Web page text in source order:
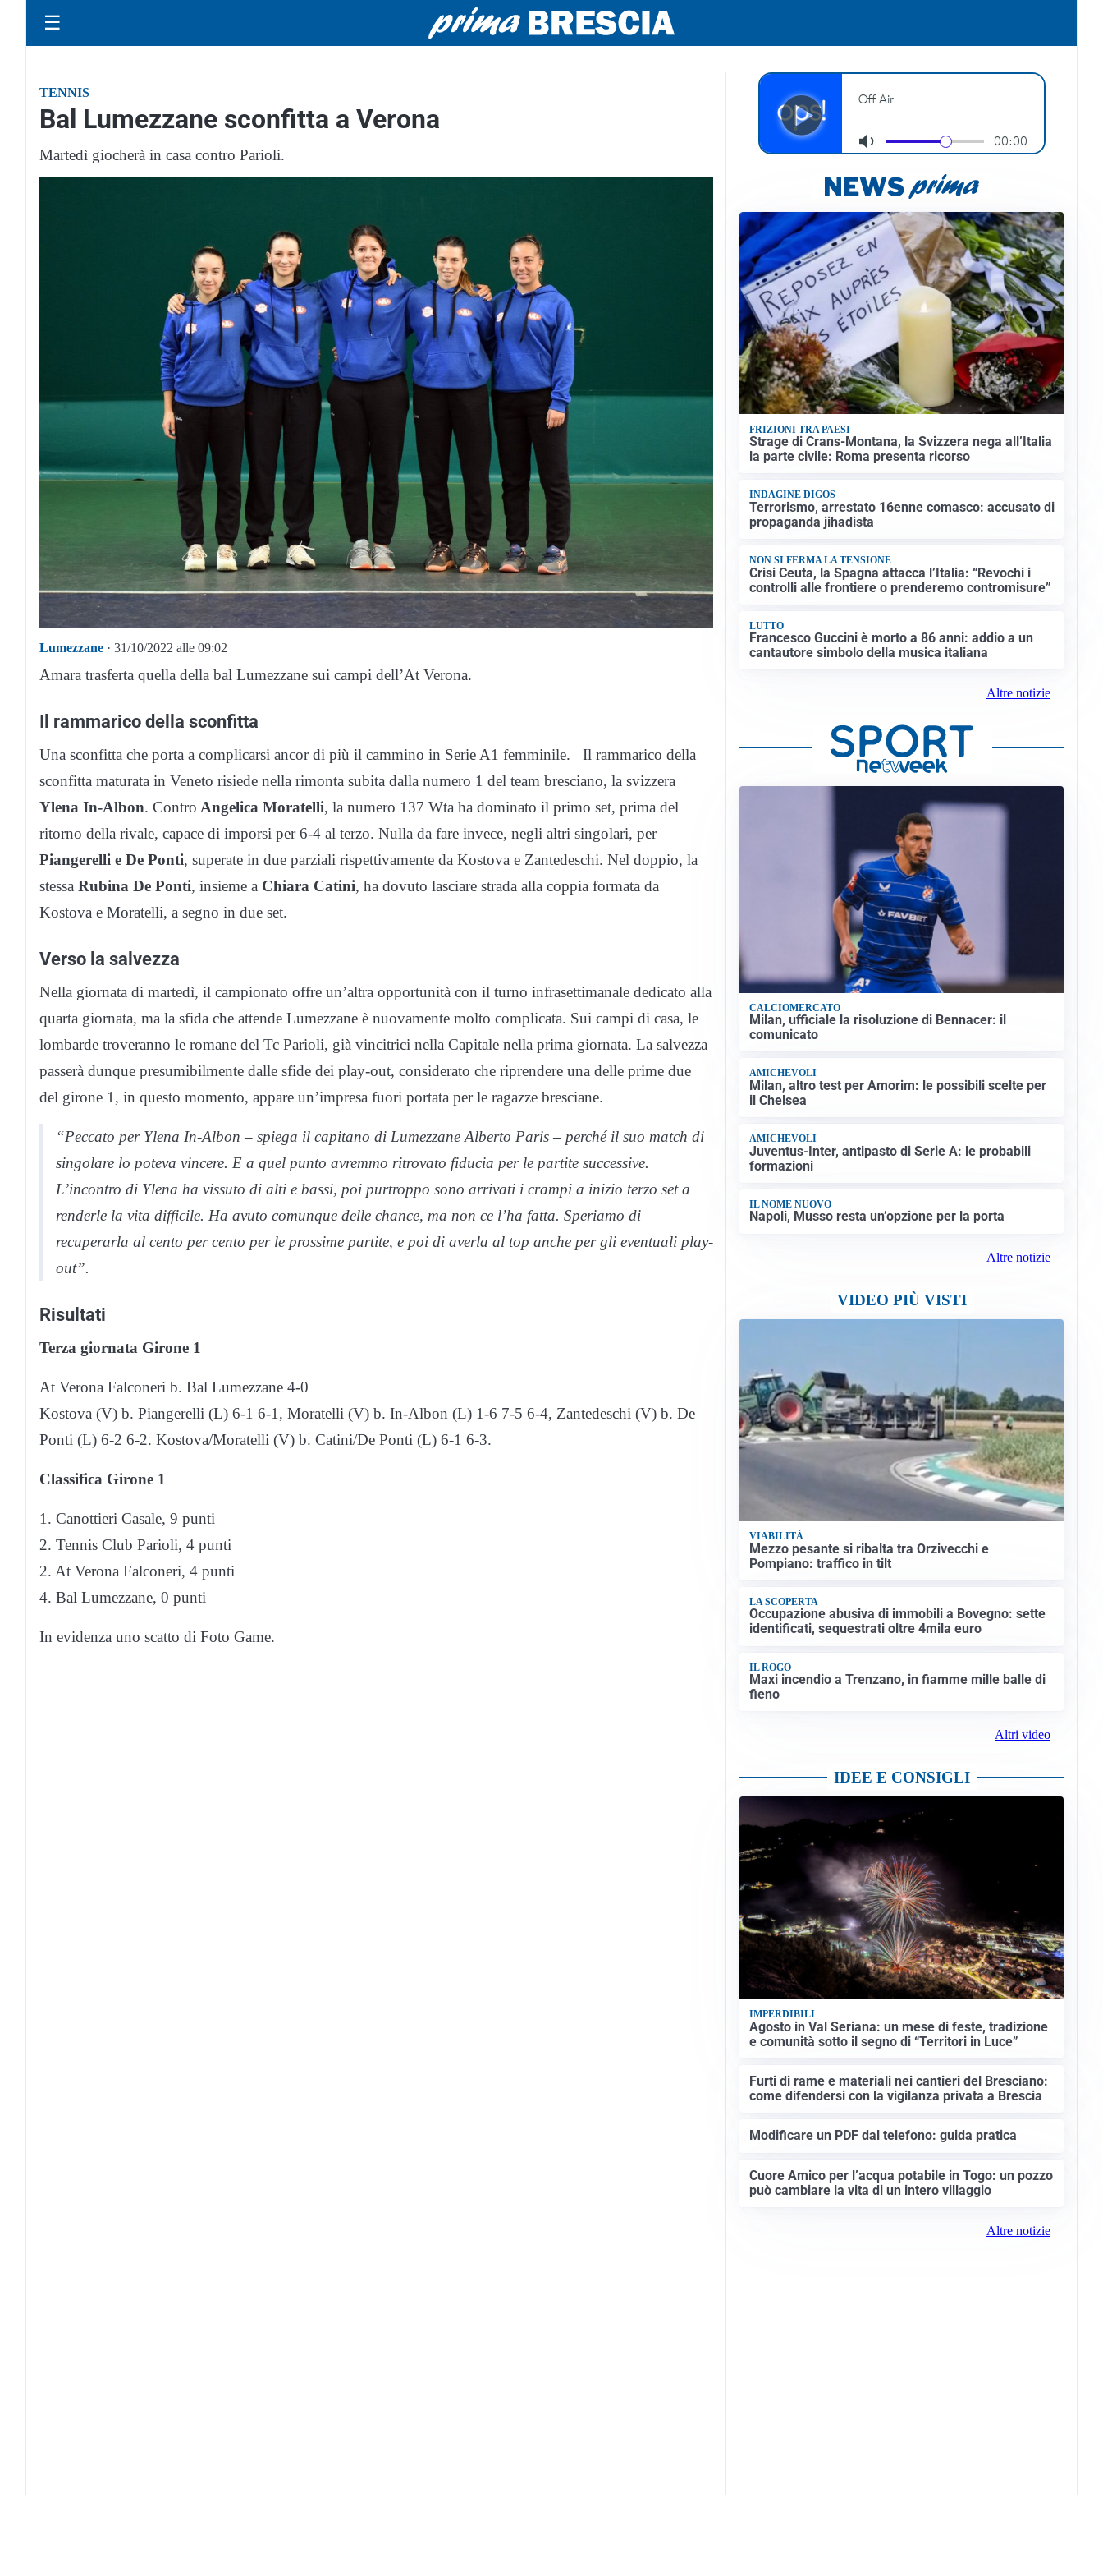
☰
TENNIS
Bal Lumezzane sconfitta a Verona
Martedì giocherà in casa contro Parioli.
Lumezzane · 31/10/2022 alle 09:02
Amara trasferta quella della bal Lumezzane sui campi dell’At Verona.
Il rammarico della sconfitta
Una sconfitta che porta a complicarsi ancor di più il cammino in Serie A1 femminile. Il rammarico della
sconfitta maturata in Veneto risiede nella rimonta subita dalla numero 1 del team bresciano, la svizzera
Ylena In-Albon. Contro Angelica Moratelli, la numero 137 Wta ha dominato il primo set, prima del
ritorno della rivale, capace di imporsi per 6-4 al terzo. Nulla da fare invece, negli altri singolari, per
Piangerelli e De Ponti, superate in due parziali rispettivamente da Kostova e Zantedeschi. Nel doppio, la
stessa Rubina De Ponti, insieme a Chiara Catini, ha dovuto lasciare strada alla coppia formata da
Kostova e Moratelli, a segno in due set.
Verso la salvezza
Nella giornata di martedì, il campionato offre un’altra opportunità con il turno infrasettimanale dedicato alla
quarta giornata, ma la sfida che attende Lumezzane è nuovamente molto complicata. Sui campi di casa, le
lombarde troveranno le romane del Tc Parioli, già vincitrici nella Capitale nella prima giornata. La salvezza
passerà dunque presumibilmente dalle sfide dei play-out, considerato che riprendere una delle prime due
del girone 1, in questo momento, appare un’impresa fuori portata per le ragazze bresciane.
“Peccato per Ylena In-Albon – spiega il capitano di Lumezzane Alberto Paris – perché il suo match di
singolare lo poteva vincere. E a quel punto avremmo ritrovato fiducia per le partite successive.
L’incontro di Ylena ha vissuto di alti e bassi, poi purtroppo sono arrivati i crampi a inizio terzo set a
renderle la vita difficile. Ha avuto comunque delle chance, ma non ce l’ha fatta. Speriamo di
recuperarla al cento per cento per le prossime partite, e poi di averla al top anche per gli eventuali play-
out”.
Risultati
Terza giornata Girone 1
At Verona Falconeri b. Bal Lumezzane 4-0
Kostova (V) b. Piangerelli (L) 6-1 6-1, Moratelli (V) b. In-Albon (L) 1-6 7-5 6-4, Zantedeschi (V) b. De
Ponti (L) 6-2 6-2. Kostova/Moratelli (V) b. Catini/De Ponti (L) 6-1 6-3.
Classifica Girone 1
1. Canottieri Casale, 9 punti
2. Tennis Club Parioli, 4 punti
2. At Verona Falconeri, 4 punti
4. Bal Lumezzane, 0 punti
In evidenza uno scatto di Foto Game.
FRIZIONI TRA PAESI
Strage di Crans-Montana, la Svizzera nega all’Italia
la parte civile: Roma presenta ricorso
INDAGINE DIGOS
Terrorismo, arrestato 16enne comasco: accusato di
propaganda jihadista
NON SI FERMA LA TENSIONE
Crisi Ceuta, la Spagna attacca l’Italia: “Revochi i
controlli alle frontiere o prenderemo contromisure”
LUTTO
Francesco Guccini è morto a 86 anni: addio a un
cantautore simbolo della musica italiana
Altre notizie
CALCIOMERCATO
Milan, ufficiale la risoluzione di Bennacer: il
comunicato
AMICHEVOLI
Milan, altro test per Amorim: le possibili scelte per
il Chelsea
AMICHEVOLI
Juventus-Inter, antipasto di Serie A: le probabili
formazioni
IL NOME NUOVO
Napoli, Musso resta un’opzione per la porta
Altre notizie
VIDEO PIÙ VISTI
VIABILITÀ
Mezzo pesante si ribalta tra Orzivecchi e
Pompiano: traffico in tilt
LA SCOPERTA
Occupazione abusiva di immobili a Bovegno: sette
identificati, sequestrati oltre 4mila euro
IL ROGO
Maxi incendio a Trenzano, in fiamme mille balle di
fieno
Altri video
IDEE E CONSIGLI
IMPERDIBILI
Agosto in Val Seriana: un mese di feste, tradizione
e comunità sotto il segno di “Territori in Luce”
Furti di rame e materiali nei cantieri del Bresciano:
come difendersi con la vigilanza privata a Brescia
Modificare un PDF dal telefono: guida pratica
Cuore Amico per l’acqua potabile in Togo: un pozzo
può cambiare la vita di un intero villaggio
Altre notizie